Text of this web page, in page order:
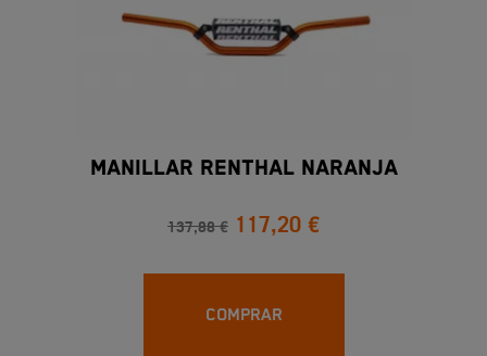
MANILLAR RENTHAL NARANJA
137,88 € 117,20 €
COMPRAR